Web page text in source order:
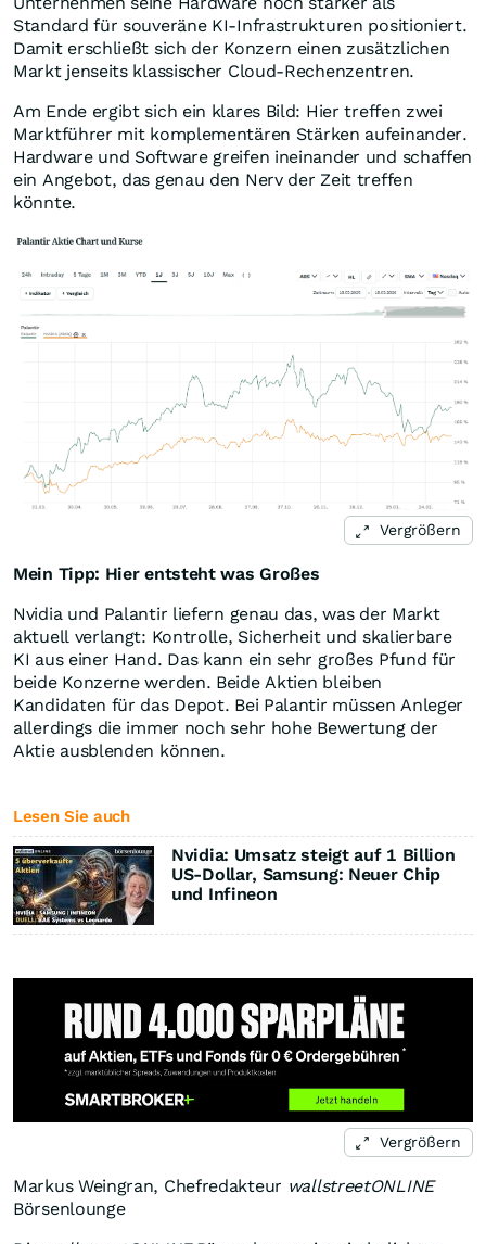
Standard für souveräne KI-Infrastrukturen positioniert.
Damit erschließt sich der Konzern einen zusätzlichen
Markt jenseits klassischer Cloud-Rechenzentren.
Am Ende ergibt sich ein klares Bild: Hier treffen zwei
Marktführer mit komplementären Stärken aufeinander.
Hardware und Software greifen ineinander und schaffen
ein Angebot, das genau den Nerv der Zeit treffen
könnte.
Vergrößern
Mein Tipp: Hier entsteht was Großes
Nvidia und Palantir liefern genau das, was der Markt
aktuell verlangt: Kontrolle, Sicherheit und skalierbare
KI aus einer Hand. Das kann ein sehr großes Pfund für
beide Konzerne werden. Beide Aktien bleiben
Kandidaten für das Depot. Bei Palantir müssen Anleger
allerdings die immer noch sehr hohe Bewertung der
Aktie ausblenden können.
Lesen Sie auch
Nvidia: Umsatz steigt auf 1 Billion
US-Dollar, Samsung: Neuer Chip
und Infineon
Vergrößern
Markus Weingran, Chefredakteur wallstreetONLINE
Börsenlounge